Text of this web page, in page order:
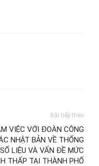
Bài tiếp theo
VIỆC VỚI ĐOÀN CÔNG
NHẬT BẢN VỀ THỐNG
LIỆU VÀ VẤN ĐỀ MỨC
THẤP TẠI THÀNH PHỐ